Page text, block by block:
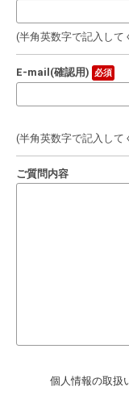
(半角英数字で記入して
E-mail(確認用) 必須
(半角英数字で記入して
ご質問内容
個人情報の取扱